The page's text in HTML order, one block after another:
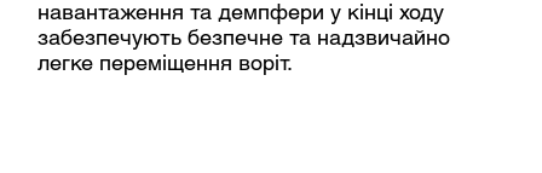
навантаження та демпфери у кінці ходу
забезпечують безпечне та надзвичайно
легке переміщення воріт.